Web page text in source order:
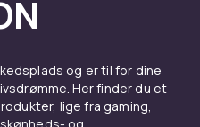
og er til for dine
Her finder du et
lige fra gaming,
og